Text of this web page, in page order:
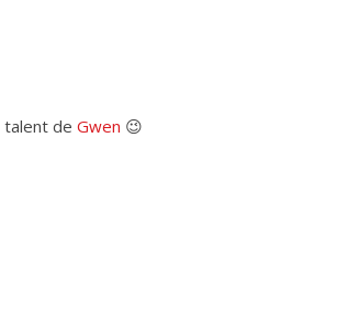
talent de Gwen 😉